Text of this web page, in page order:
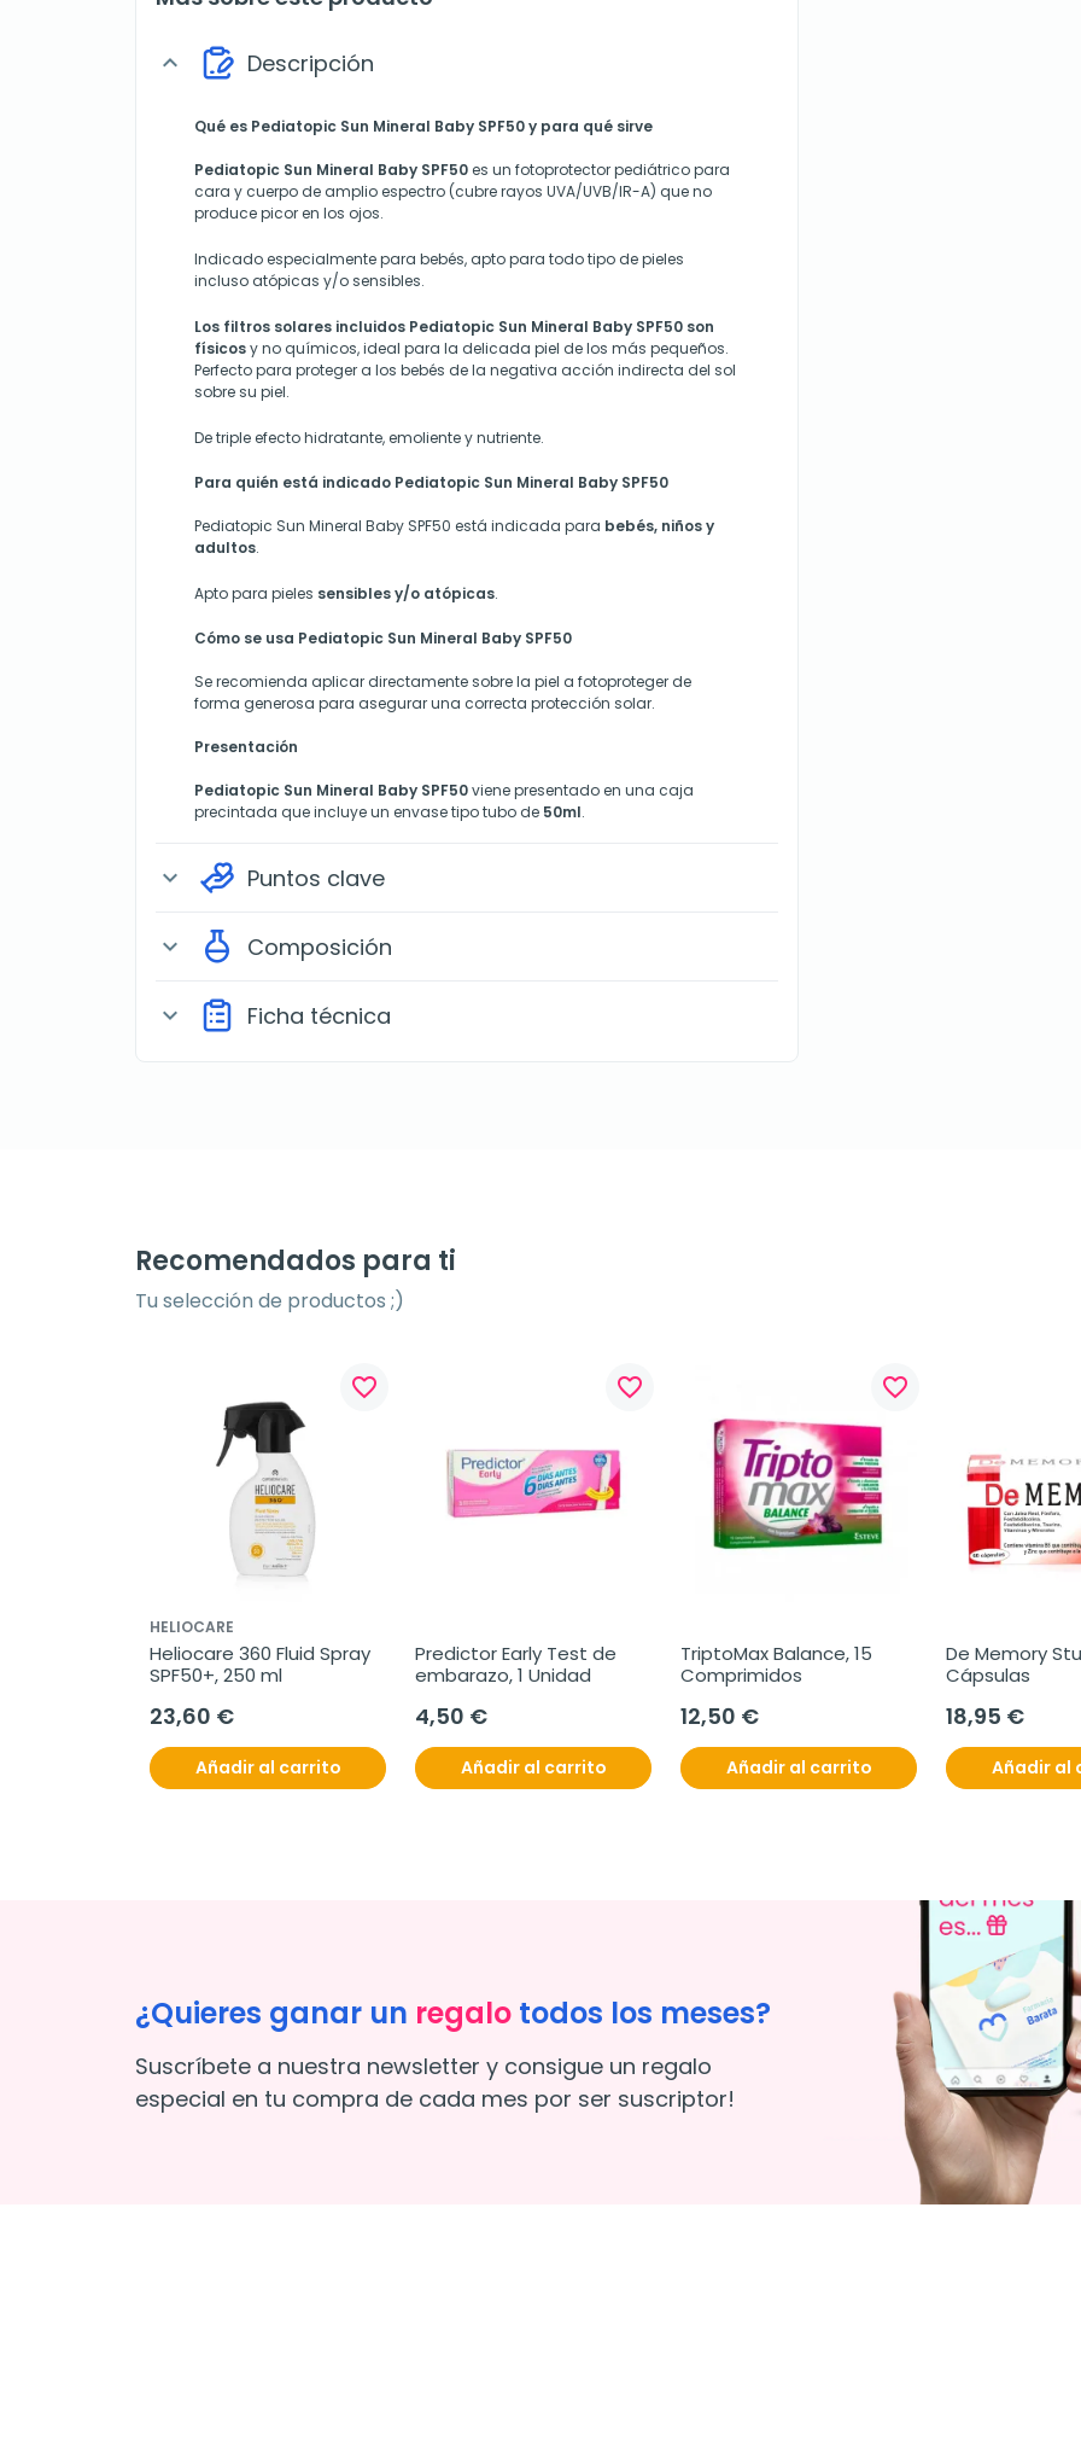
expand_more Descripción
Qué es Pediatopic Sun Mineral Baby SPF50 y para qué sirve
Pediatopic Sun Mineral Baby SPF50es un fotoprotector pediátrico para
cara y cuerpo de amplio espectro (cubre rayos UVA/UVB/IR-A) que no
produce picor en los ojos.
Indicado especialmente para bebés, apto para todo tipo de pieles
incluso atópicas y/o sensibles.
Los filtros solares incluidos Pediatopic Sun Mineral Baby SPF50 son
físicosy no químicos, ideal para la delicada piel de los más pequeños.
Perfecto para proteger a los bebés de la negativa acción indirecta del sol
sobre su piel.
De triple efecto hidratante, emoliente y nutriente.
Para quién está indicado Pediatopic Sun Mineral Baby SPF50
Pediatopic Sun Mineral Baby SPF50 está indicada para bebés, niños y
adultos.
Apto para pieles sensibles y/o atópicas.
Cómo se usa Pediatopic Sun Mineral Baby SPF50
Se recomienda aplicar directamente sobre la piel a fotoproteger de
forma generosa para asegurar una correcta protección solar.
Presentación
Pediatopic Sun Mineral Baby SPF50viene presentado en una caja
precintada que incluye un envase tipo tubo de 50ml.
expand_more Puntos clave
expand_more Composición
expand_more Ficha técnica
Recomendados para ti
Tu selección de productos ;)
favorite_border
HELIOCARE
Heliocare 360 Fluid Spray
SPF50+, 250 ml
23,60 €
Añadir al carrito
favorite_border
Predictor Early Test de
embarazo, 1 Unidad
4,50 €
Añadir al carrito
favorite_border
TriptoMax Balance, 15
Comprimidos
12,50 €
Añadir al carrito
De Memory
Cápsulas
18,95 €
Añadir al
¿Quieres ganar un regalo todos los meses?
Suscríbete a nuestra newsletter y consigue un regalo
especial en tu compra de cada mes por ser suscriptor!